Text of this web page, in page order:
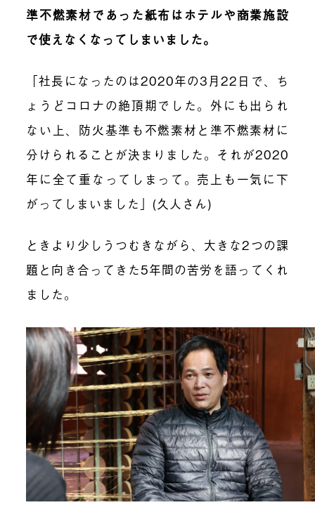
準不燃素材であった紙布はホテルや商業施設
で使えなくなってしまいました。
「社長になったのは2020年の3月22日で、ち
ょうどコロナの絶頂期でした。外にも出られ
ない上、防火基準も不燃素材と準不燃素材に
分けられることが決まりました。それが2020
年に全て重なってしまって。売上も一気に下
がってしまいました」(久人さん)
ときより少しうつむきながら、大きな2つの課
題と向き合ってきた5年間の苦労を語ってくれ
ました。